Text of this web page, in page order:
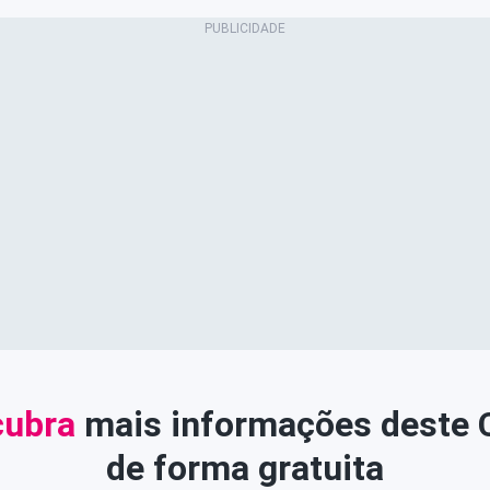
mais informações deste
de forma gratuita